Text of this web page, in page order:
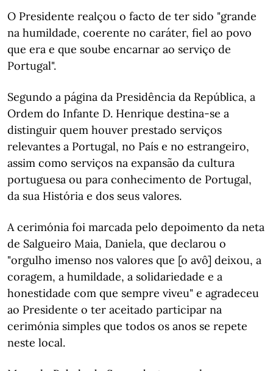
O Presidente realçou o facto de ter sido "grande
na humildade, coerente no caráter, fiel ao povo
que era e que soube encarnar ao serviço de
Portugal".
Segundo a página da Presidência da República, a
Ordem do Infante D. Henrique destina-se a
distinguir quem houver prestado serviços
relevantes a Portugal, no País e no estrangeiro,
assim como serviços na expansão da cultura
portuguesa ou para conhecimento de Portugal,
da sua História e dos seus valores.
A cerimónia foi marcada pelo depoimento da neta
de Salgueiro Maia, Daniela, que declarou o
"orgulho imenso nos valores que [o avô] deixou, a
coragem, a humildade, a solidariedade e a
honestidade com que sempre viveu" e agradeceu
ao Presidente o ter aceitado participar na
cerimónia simples que todos os anos se repete
neste local.